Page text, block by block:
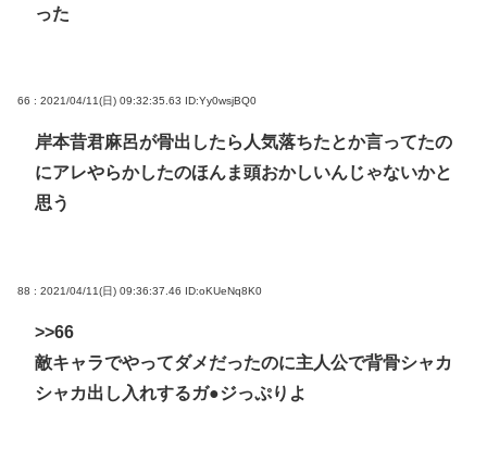
った
66 : 2021/04/11(日) 09:32:35.63 ID:Yy0wsjBQ0
岸本昔君麻呂が骨出したら人気落ちたとか言ってたの
にアレやらかしたのほんま頭おかしいんじゃないかと
思う
88 : 2021/04/11(日) 09:36:37.46 ID:oKUeNq8K0
>>66
敵キャラでやってダメだったのに主人公で背骨シャカ
シャカ出し入れするガ●ジっぷりよ